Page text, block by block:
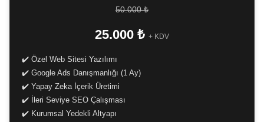
50.000 ₺
25.000 ₺ + KDV
✔️ Özel Web Sitesi Yazılımı
✔️ Google Ads Danışmanlığı (1 Ay)
✔️ Yapay Zeka İçerik Üretimi
✔️ İleri Seviye SEO Çalışması
✔️ Kurumsal Yedekli Altyapı